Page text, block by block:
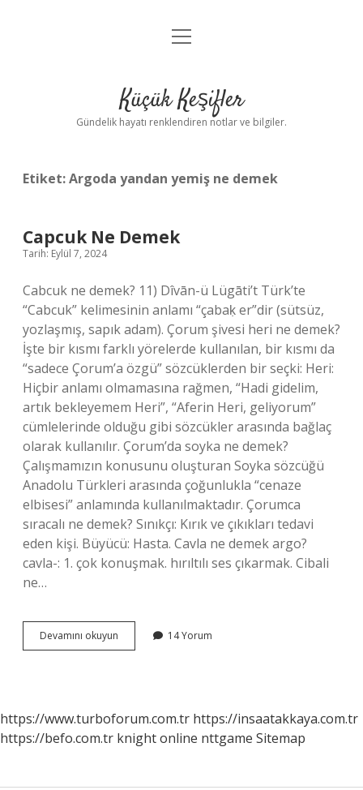
Anasayfa
Yasal Uyarı
menüyü
Küçük Keşifler
Gündelik hayatı renklendiren notlar ve bilgiler.
Etiket:Argoda yandan yemiş ne demek
Capcuk Ne Demek
Tarih: Eylül 7, 2024
Cabcuk ne demek? 11) Dîvān-ü Lügāti’t Türk’te
“Cabcuk” kelimesinin anlamı “çabaḳ er”dir (sütsüz,
yozlaşmış, sapık adam). Çorum şivesi heri ne demek?
İşte bir kısmı farklı yörelerde kullanılan, bir kısmı da
“sadece Çorum’a özgü” sözcüklerden bir seçki: Heri:
Hiçbir anlamı olmamasına rağmen, “Hadi gidelim,
artık bekleyemem Heri”, “Aferin Heri, geliyorum”
cümlelerinde olduğu gibi sözcükler arasında bağlaç
olarak kullanılır. Çorum’da soyka ne demek?
Çalışmamızın konusunu oluşturan Soyka sözcüğü
Anadolu Türkleri arasında çoğunlukla “cenaze
elbisesi” anlamında kullanılmaktadır. Çorumca
sıracalı ne demek? Sınıkçı: Kırık ve çıkıkları tedavi
eden kişi. Büyücü: Hasta. Cavla ne demek argo?
cavla-: 1. çok konuşmak. hırıltılı ses çıkarmak. Cibali
ne…
Devamını okuyun
Ne
14 Yorum
https://www.turboforum.com.tr https://insaatakkaya.com.tr
https://befo.com.tr knight online nttgame Sitemap